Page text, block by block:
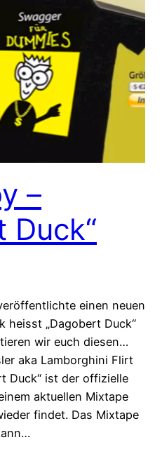
–
Duck“
einen neuen
heisst „Dagobert Duck“
wir euch diesen…
aka Lamborghini Flirt
Duck“ ist der offizielle
aktuellen Mixtape
findet. Das Mixtape